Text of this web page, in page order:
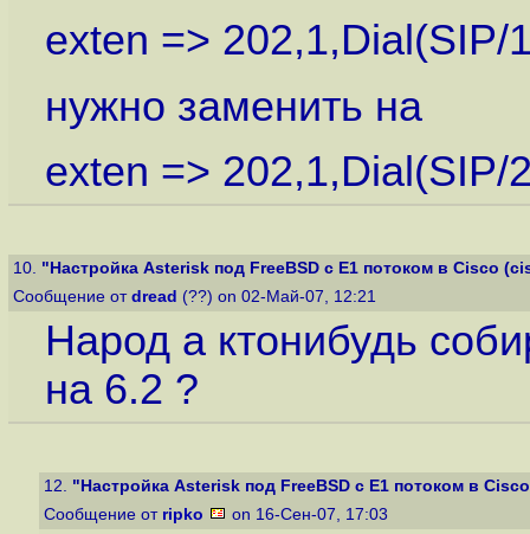
exten => 202,1,Dial(SIP/
нужно заменить на
exten => 202,1,Dial(SIP/
10. "Настройка Asterisk под FreeBSD с E1 потоком в Cisco
Сообщение от dread (??) on 02-Май-07, 12:21
Народ а ктонибудь
на 6.2 ?
12. "Настройка Asterisk под FreeBSD с E1 потоком в
Сообщение от ripko on 16-Сен-07, 17:03